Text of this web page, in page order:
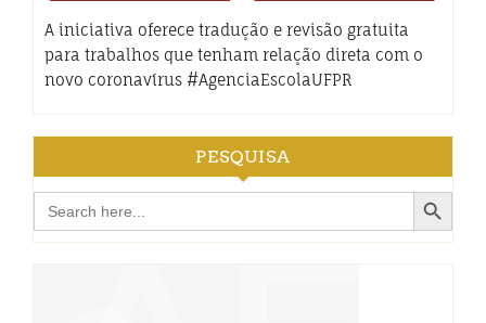
A iniciativa oferece tradução e revisão gratuita
para trabalhos que tenham relação direta com o
novo coronavírus #AgenciaEscolaUFPR
PESQUISA
Search
for:
Search Button